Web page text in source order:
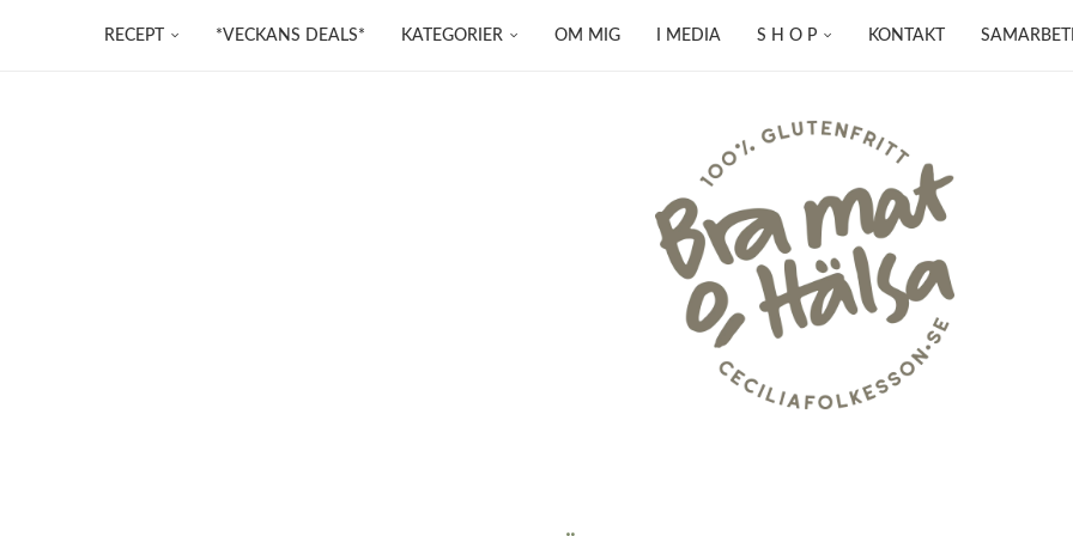
RECEPT *VECKANS DEALS* KATEGORIER OM MIG I MEDIA S H O P KONTAKT